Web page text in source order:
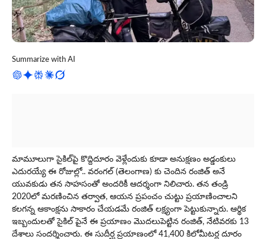
Summarize with AI
మామూలుగా సైకిల్‌పై కొద్దిదూరం వెళ్లేందుకు కూడా అనుక్షణం అడ్డంకులు
ఎదురయ్యే ఈ రోజుల్లో.. వరంగల్ (తెలంగాణ) కు చెందిన రంజిత్ అనే
యువకుడు తన సాహసంతో అందరికీ ఆదర్శంగా నిలిచారు. తన తండ్రి
2020లో మరణించిన తర్వాత, ఆయన ప్రపంచం చుట్టు ప్రయాణించాలని
కలగన్న ఆకాంక్షను సాకారం చేయడమే రంజిత్ లక్ష్యంగా పెట్టుకున్నారు. ఆర్థిక
ఇబ్బందులతో సైకిల్ పైనే ఈ ప్రయాణం మొదలుపెట్టిన రంజిత్, నేటివరకు 13
దేశాలు సందర్శించారు. ఈ సుదీర్ఘ ప్రయాణంలో 41,400 కిలోమీటర్ల దూరం